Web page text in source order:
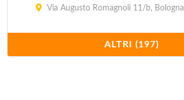
Via Augusto Romagnoli 11/b, Bologna
via Andrea Costa 114, Bologna
ALTRI (197)